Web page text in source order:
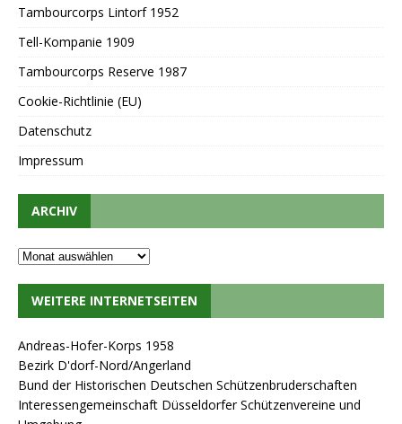
Tambourcorps Lintorf 1952
Tell-Kompanie 1909
Tambourcorps Reserve 1987
Cookie-Richtlinie (EU)
Datenschutz
Impressum
ARCHIV
WEITERE INTERNETSEITEN
Andreas-Hofer-Korps 1958
Bezirk D'dorf-Nord/Angerland
Bund der Historischen Deutschen Schützenbruderschaften
Interessengemeinschaft Düsseldorfer Schützenvereine und